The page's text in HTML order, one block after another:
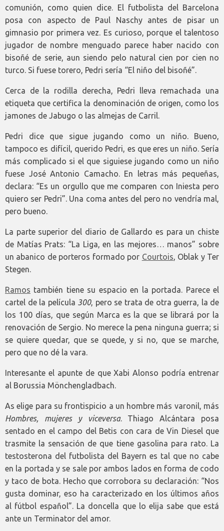
comunión, como quien dice. El futbolista del Barcelona
posa con aspecto de Paul Naschy antes de pisar un
gimnasio por primera vez. Es curioso, porque el talentoso
jugador de nombre menguado parece haber nacido con
bisoñé de serie, aun siendo pelo natural cien por cien no
turco. Si fuese torero, Pedri sería “El niño del bisoñé”.
Cerca de la rodilla derecha, Pedri lleva remachada una
etiqueta que certifica la denominación de origen, como los
jamones de Jabugo o las almejas de Carril.
Pedri dice que sigue jugando como un niño. Bueno,
tampoco es difícil, querido Pedri, es que eres un niño. Sería
más complicado si el que siguiese jugando como un niño
fuese José Antonio Camacho. En letras más pequeñas,
declara: “Es un orgullo que me comparen con Iniesta pero
quiero ser Pedri”. Una coma antes del pero no vendría mal,
pero bueno.
La parte superior del diario de Gallardo es para un chiste
de Matías Prats: “La Liga, en las mejores… manos” sobre
un abanico de porteros formado por Courtois, Oblak y Ter
Stegen.
Ramos también tiene su espacio en la portada. Parece el
cartel de la película 300, pero se trata de otra guerra, la de
los 100 días, que según Marca es la que se librará por la
renovación de Sergio. No merece la pena ninguna guerra; si
se quiere quedar, que se quede, y si no, que se marche,
pero que no dé la vara.
Interesante el apunte de que Xabi Alonso podría entrenar
al Borussia Mönchengladbach.
As elige para su frontispicio a un hombre más varonil, más
Hombres, mujeres y viceversa. Thiago Alcántara posa
sentado en el campo del Betis con cara de Vin Diesel que
trasmite la sensación de que tiene gasolina para rato. La
testosterona del futbolista del Bayern es tal que no cabe
en la portada y se sale por ambos lados en forma de codo
y taco de bota. Hecho que corrobora su declaración: “Nos
gusta dominar, eso ha caracterizado en los últimos años
al fútbol español”. La doncella que lo elija sabe que está
ante un Terminator del amor.